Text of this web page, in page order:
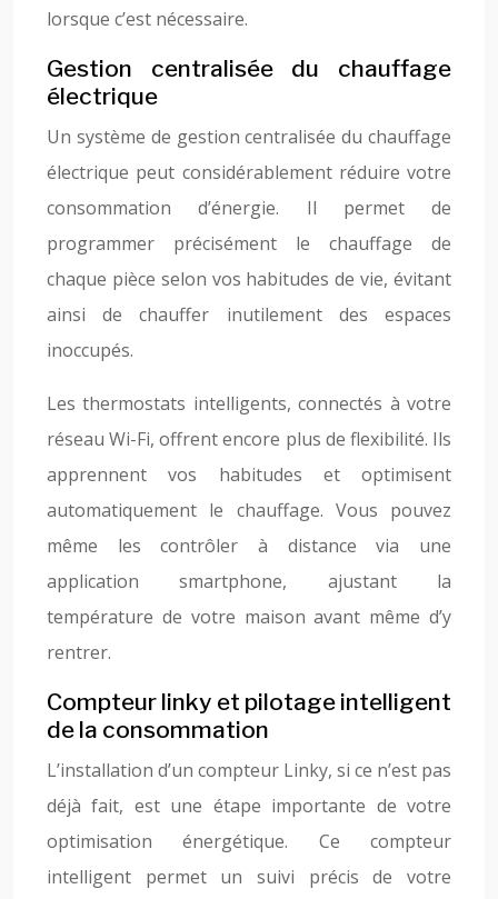
lorsque c’est nécessaire.
Gestion centralisée du chauffage
électrique
Un système de gestion centralisée du chauffage
électrique peut considérablement réduire votre
consommation d’énergie. Il permet de
programmer précisément le chauffage de
chaque pièce selon vos habitudes de vie, évitant
ainsi de chauffer inutilement des espaces
inoccupés.
Les thermostats intelligents, connectés à votre
réseau Wi-Fi, offrent encore plus de flexibilité. Ils
apprennent vos habitudes et optimisent
automatiquement le chauffage. Vous pouvez
même les contrôler à distance via une
application smartphone, ajustant la
température de votre maison avant même d’y
rentrer.
Compteur linky et pilotage intelligent
de la consommation
L’installation d’un compteur Linky, si ce n’est pas
déjà fait, est une étape importante de votre
optimisation énergétique. Ce compteur
intelligent permet un suivi précis de votre